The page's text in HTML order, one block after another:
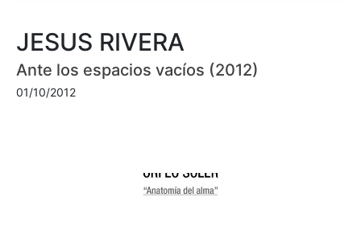
JESUS RIVERA
Ante los espacios vacíos (2012)
01/10/2012